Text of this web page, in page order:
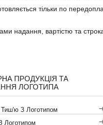
тільки по
надання, вартістю та
ПРОДУКЦІЯ ТА
ЛОГОТИПА
Тиш'ю З Логотипом
Логотипом